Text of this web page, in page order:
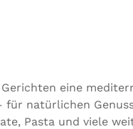
eine
für natürlichen
Pasta und viele